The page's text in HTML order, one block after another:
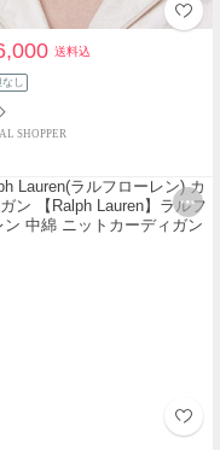
送料込
し
SHOPPER